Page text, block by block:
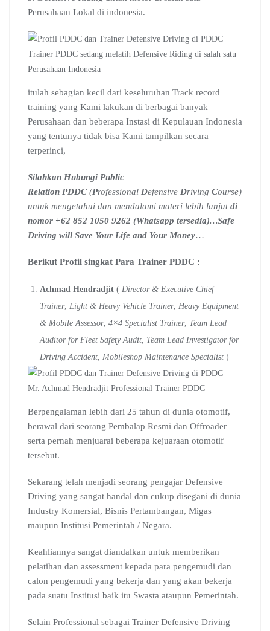
Perusahaan Lokal di indonesia.
Trainer PDDC sedang melatih Defensive Riding di salah satu
Perusahaan Indonesia
itulah sebagian kecil dari keseluruhan Track record
training yang Kami lakukan di berbagai banyak
Perusahaan dan beberapa Instasi di Kepulauan Indonesia
yang tentunya tidak bisa Kami tampilkan secara
terperinci,
Silahkan Hubungi Public
Relation PDDC (Professional Defensive Driving Course)
untuk mengetahui dan mendalami materi lebih lanjutdi
nomor +62 852 1050 9262 (Whatsapp tersedia)…Safe
Driving will Save Your Life and Your Money…
Berikut Profil singkat Para Trainer PDDC :
Achmad Hendradjit ( Director & Executive Chief
Trainer, Light & Heavy Vehicle Trainer, Heavy Equipment
& Mobile Assessor, 4×4 Specialist Trainer, Team Lead
Auditor for Fleet Safety Audit, Team Lead Investigator for
Driving Accident, Mobileshop Maintenance Specialist )
Mr. Achmad Hendradjit Professional Trainer PDDC
Berpengalaman lebih dari 25 tahun di dunia otomotif,
berawal dari seorang Pembalap Resmi dan Offroader
serta pernah menjuarai beberapa kejuaraan otomotif
tersebut.
Sekarang telah menjadi seorang pengajar Defensive
Driving yang sangat handal dan cukup disegani di dunia
Industry Komersial, Bisnis Pertambangan, Migas
maupun Institusi Pemerintah / Negara.
Keahliannya sangat diandalkan untuk memberikan
pelatihan dan assessment kepada para pengemudi dan
calon pengemudi yang bekerja dan yang akan bekerja
pada suatu Institusi baik itu Swasta ataupun Pemerintah.
Selain Professional sebagai Trainer Defensive Driving